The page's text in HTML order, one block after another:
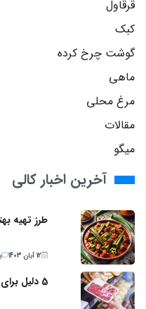
قرقاول
کبک
گوشت چرخ کرده
ماهی
مرغ محلی
مقالات
میگو
آخرین اخبار کالی
طرز تهیه
12 آبان 1403
5 دلیل برای اینکه بسته بندی گوشت مهم است